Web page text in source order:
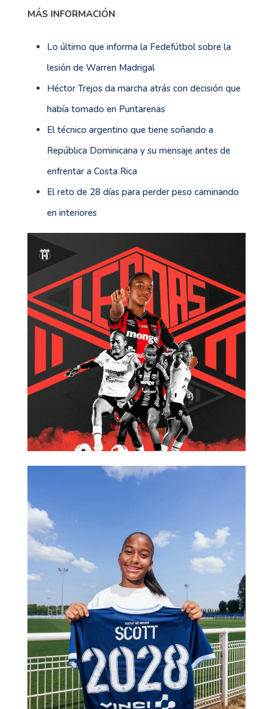
MÁS INFORMACIÓN
Lo último que informa la Fedefútbol sobre la
lesión de Warren Madrigal
Héctor Trejos da marcha atrás con decisión que
había tomado en Puntarenas
El técnico argentino que tiene soñando a
República Dominicana y su mensaje antes de
enfrentar a Costa Rica
El reto de 28 días para perder peso caminando
en interiores